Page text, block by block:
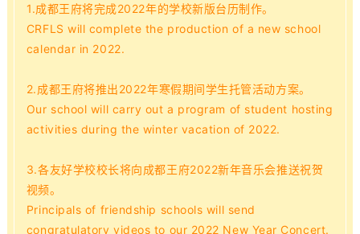
1.成都王府将完成2022年的学校新版台历制作。
CRFLS will complete the production of a new school
calendar in 2022.
2.成都王府将推出2022年寒假期间学生托管活动方案。
Our school will carry out a program of student hosting
activities during the winter vacation of 2022.
3.各友好学校校长将向成都王府2022新年音乐会推送祝贺
视频。
Principals of friendship schools will send
congratulatory videos to our 2022 New Year Concert.